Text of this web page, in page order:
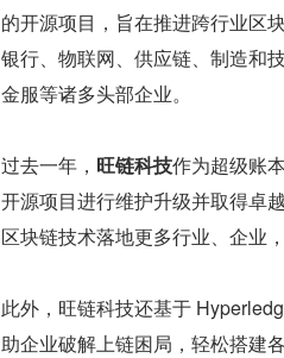
的开源项目，旨在推进跨行业区
银行、物联网、供应链、制造和
金服等诸多头部企业。
过去一年， 旺链科技作为超级账
开源项目进行维护升级并取得卓
区块链技术落地更多行业、企业
此外，旺链科技还基于
助企业破解上链困局，轻松搭建